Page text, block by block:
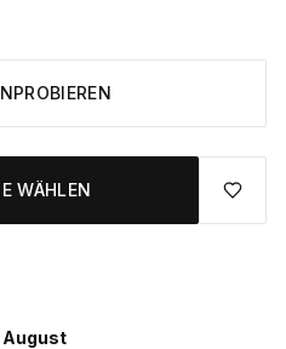
WÄHLEN
August